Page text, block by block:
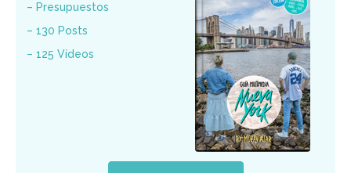
– Presupuestos
– 130 Posts
– 125 Vídeos